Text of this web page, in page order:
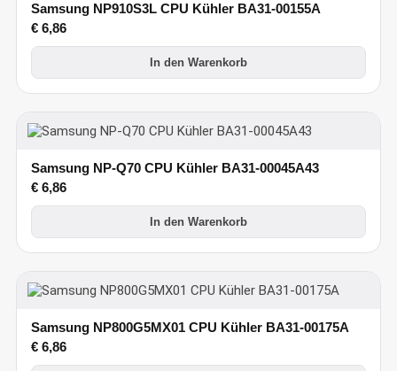
Samsung NP910S3L CPU Kühler BA31-00155A
€6,86
In den Warenkorb
Samsung NP-Q70 CPU Kühler BA31-00045A43
€6,86
In den Warenkorb
Samsung NP800G5MX01 CPU Kühler BA31-00175A
€6,86